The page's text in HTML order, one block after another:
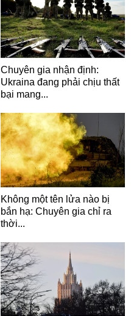
Chuyên gia nhận định:
Ukraina đang phải chịu thất
bại mang...
Không một tên lửa nào bị
bắn hạ: Chuyên gia chỉ ra
thời...